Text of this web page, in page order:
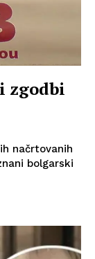
zgodbi
načrtovanih
bolgarski